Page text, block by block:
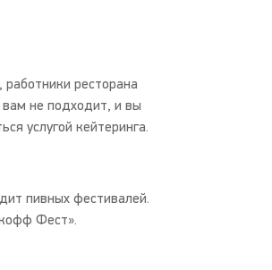
ресторана
не подходит, и вы
услугой кейтеринга.
пивных фестивалей.
Фест».